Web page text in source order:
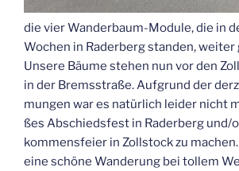
die vier Wan­der­baum-Modu­le, die in
Wochen in Rader­berg stan­den, wei­ter
Unse­re Bäu­me ste­hen nun vor den
in der Brems­stra­ße. Auf­grund der
mun­gen war es natür­lich lei­der nicht
ßes Abschieds­fest in Rader­berg
kom­mens­fei­er in Zoll­stock zu
eine schö­ne Wan­de­rung bei tol­lem